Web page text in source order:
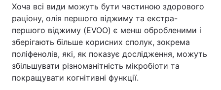
Хоча всі види можуть бути частиною здорового
раціону, олія першого віджиму та екстра-
першого віджиму (EVOO) є менш обробленими і
зберігають більше корисних сполук, зокрема
поліфенолів, які, як показує дослідження, можуть
збільшувати різноманітність мікробіоти та
покращувати когнітивні функції.